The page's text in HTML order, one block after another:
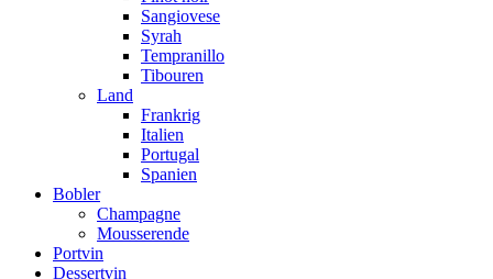
Sangiovese
Syrah
Tempranillo
Tibouren
Land
Frankrig
Italien
Portugal
Spanien
Bobler
Champagne
Mousserende
Portvin
Dessertvin